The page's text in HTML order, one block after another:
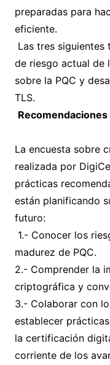
preparadas para
eficiente.
Las tres siguientes
de riesgo actual de
sobre la PQC y
TLS.
Recomendaciones
La encuesta sobre
realizada por
prácticas
están planificando
futuro:
1.- Conocer los
madurez de PQC.
2.- Comprender la
criptográfica y
3.- Colaborar con
establecer
la certificación
corriente de los